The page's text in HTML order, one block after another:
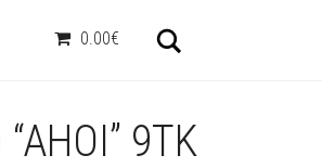
0.00€
9TK